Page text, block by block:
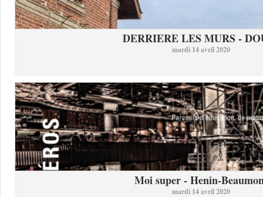
DERRIERE LES MURS -
mardi 14 avril 2020
Moi super - Henin-
mardi 14 avril 2020